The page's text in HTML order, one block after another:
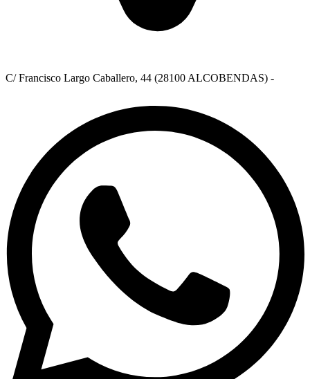
C/ Francisco Largo Caballero, 44 (28100 ALCOBENDAS) -